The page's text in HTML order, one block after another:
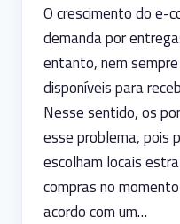
O crescimento do e-
demanda por
entanto, nem
disponíveis para
Nesse sentido, os
esse problema, pois
escolham locais
compras no
acordo com um…